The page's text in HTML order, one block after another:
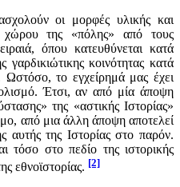
οι μορφές υλικής και
χώρου της «πόλης» από τους
όπου κατευθύνεται κατά
κοινότητας κατά
το εγχείρημά μας έχει
Έτσι, αν από μία άποψη
της «αστικής Ιστορίας»
από μια άλλη άποψη αποτελεί
αυτής της Ιστορίας στο παρόν.
τόσο στο πεδίο της ιστορικής
εθνοϊστορίας. [2]